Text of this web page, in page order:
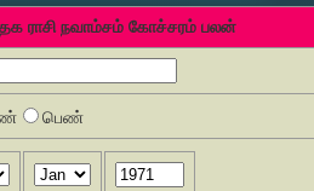
ராசி நவாம்சம் கோச்சரம் பலன்
பெண்